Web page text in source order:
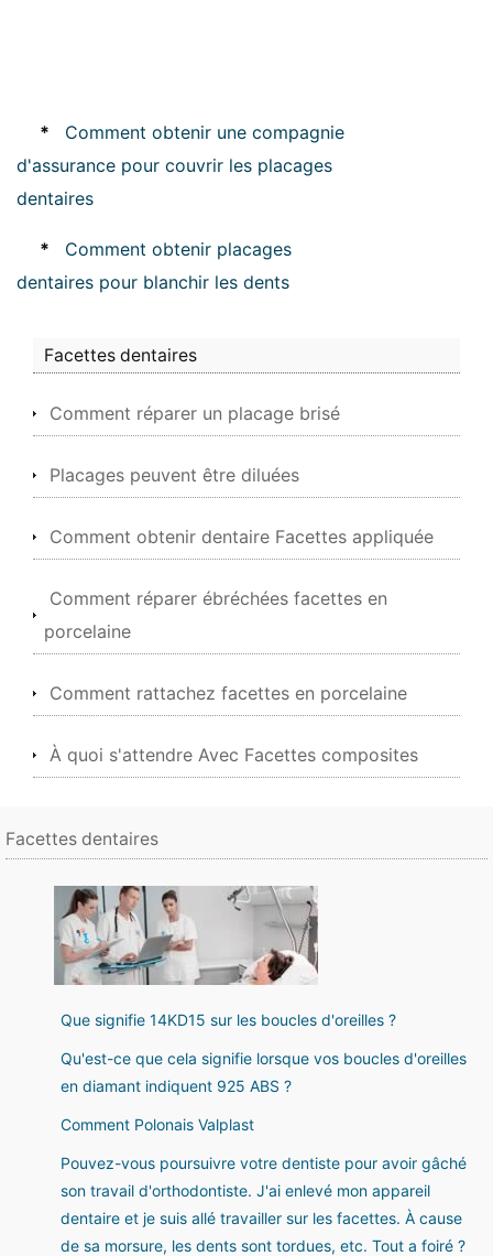
*
Comment obtenir une compagnie
d'assurance pour couvrir les placages
dentaires
*
Comment obtenir placages
dentaires pour blanchir les dents
Facettes dentaires
Comment réparer un placage brisé
Placages peuvent être diluées
Comment obtenir dentaire Facettes appliquée
Comment réparer ébréchées facettes en
porcelaine
Comment rattachez facettes en porcelaine
À quoi s'attendre Avec Facettes composites
Facettes dentaires
Que signifie 14KD15 sur les boucles d'oreilles ?
Qu'est-ce que cela signifie lorsque vos boucles d'oreilles
en diamant indiquent 925 ABS ?
Comment Polonais Valplast
Pouvez-vous poursuivre votre dentiste pour avoir gâché
son travail d'orthodontiste. J'ai enlevé mon appareil
dentaire et je suis allé travailler sur les facettes. À cause
de sa morsure, les dents sont tordues, etc. Tout a foiré ?